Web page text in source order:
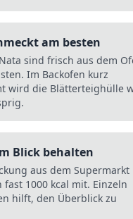
am besten
sind frisch aus dem
Im Backofen kurz
wird die Blätterteighülle
Blick behalten
aus dem
fast 1000 kcal mit. Einzeln
hilft, den Überblick zu